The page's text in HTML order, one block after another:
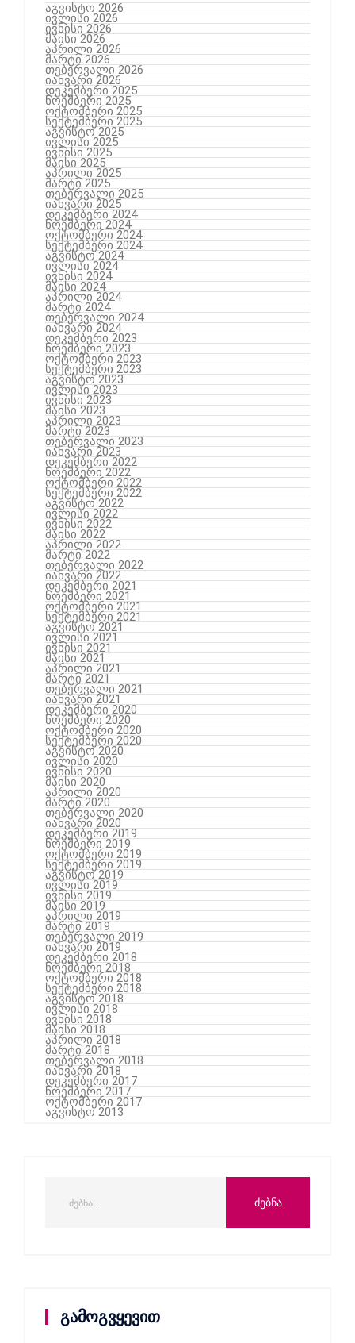
აგვისტო 2026
ივლისი 2026
ივნისი 2026
მაისი 2026
აპრილი 2026
მარტი 2026
თებერვალი 2026
იანვარი 2026
დეკემბერი 2025
ნოემბერი 2025
ოქტომბერი 2025
სექტემბერი 2025
აგვისტო 2025
ივლისი 2025
ივნისი 2025
მაისი 2025
აპრილი 2025
მარტი 2025
თებერვალი 2025
იანვარი 2025
დეკემბერი 2024
ნოემბერი 2024
ოქტომბერი 2024
სექტემბერი 2024
აგვისტო 2024
ივლისი 2024
ივნისი 2024
მაისი 2024
აპრილი 2024
მარტი 2024
თებერვალი 2024
იანვარი 2024
დეკემბერი 2023
ნოემბერი 2023
ოქტომბერი 2023
სექტემბერი 2023
აგვისტო 2023
ივლისი 2023
ივნისი 2023
მაისი 2023
აპრილი 2023
მარტი 2023
თებერვალი 2023
იანვარი 2023
დეკემბერი 2022
ნოემბერი 2022
ოქტომბერი 2022
სექტემბერი 2022
აგვისტო 2022
ივლისი 2022
ივნისი 2022
მაისი 2022
აპრილი 2022
მარტი 2022
თებერვალი 2022
იანვარი 2022
დეკემბერი 2021
ნოემბერი 2021
ოქტომბერი 2021
სექტემბერი 2021
აგვისტო 2021
ივლისი 2021
ივნისი 2021
მაისი 2021
აპრილი 2021
მარტი 2021
თებერვალი 2021
იანვარი 2021
დეკემბერი 2020
ნოემბერი 2020
ოქტომბერი 2020
სექტემბერი 2020
აგვისტო 2020
ივლისი 2020
ივნისი 2020
მაისი 2020
აპრილი 2020
მარტი 2020
თებერვალი 2020
იანვარი 2020
დეკემბერი 2019
ნოემბერი 2019
ოქტომბერი 2019
სექტემბერი 2019
აგვისტო 2019
ივლისი 2019
ივნისი 2019
მაისი 2019
აპრილი 2019
მარტი 2019
თებერვალი 2019
იანვარი 2019
დეკემბერი 2018
ნოემბერი 2018
ოქტომბერი 2018
სექტემბერი 2018
აგვისტო 2018
ივლისი 2018
ივნისი 2018
მაისი 2018
აპრილი 2018
მარტი 2018
თებერვალი 2018
იანვარი 2018
დეკემბერი 2017
ნოემბერი 2017
ოქტომბერი 2017
აგვისტო 2013
გამოგვყევით